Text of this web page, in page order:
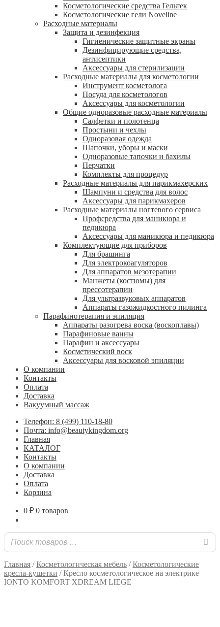
Косметологические средства Гельтек
Косметологические гели Noveline
Расходные материалы
Защита и дезинфекция
Гигиенические защитные экраны
Дезинфицирующие средства,
антисептики
Аксессуары для стерилизации
Расходные материалы для косметологии
Инструмент косметолога
Посуда для косметологов
Аксессуары для косметологии
Общие одноразовые расходные материалы
Салфетки и полотенца
Простыни и чехлы
Одноразовая одежда
Шапочки, уборы и маски
Одноразовые тапочки и бахилы
Перчатки
Комплекты для процедур
Расходные материалы для парикмахерских
Шампуни и средства для волос
Аксессуары для парикмахеров
Расходные материалы ногтевого сервиса
Профсредства для маникюра и
педикюра
Аксессуары для маникюра и педикюра
Комплектующие для приборов
Для брашинга
Для электрокоагуляторов
Для аппаратов мезотерапии
Манжеты (костюмы) для
прессотерапии
Для ультразвуковых аппаратов
Аппараты газожидкостного пилинга
Парафинотерапия и эпиляция
Аппараты разогрева воска (воскоплавы)
Парафиновые ванны
Парафин и аксессуары
Косметический воск
Аксессуары для восковой эпиляции
О компании
Контакты
Оплата
Доставка
Вакуумный массаж
Телефон: 8 (499) 110-18-80
Почта: info@beautykingdom.org
Главная
КАТАЛОГ
Контакты
О компании
Доставка
Оплата
Корзина
0 ₽ 0 товаров
Главная /Косметологическая мебель /Косметологические
кресла-кушетки /Кресло косметологическое на электрике
IONTO KOMFORT XDREAM LIEGE